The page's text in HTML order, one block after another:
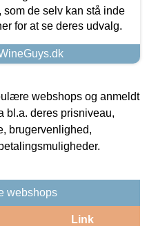
de selv kan stå inde
for at se deres udvalg.
webshops og anmeldt
bl.a. deres prisniveau,
brugervenlighed,
webshops
Link